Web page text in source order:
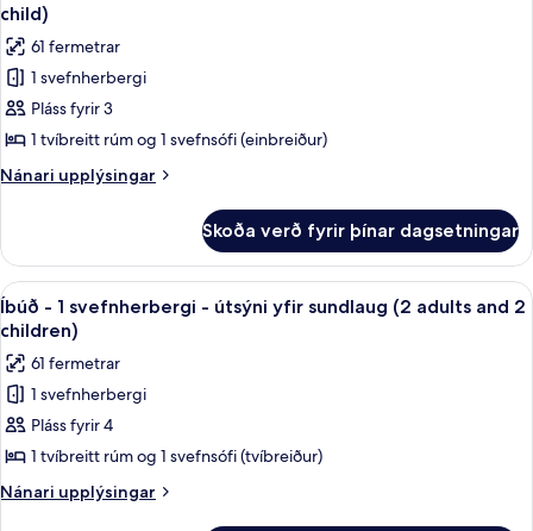
(3
adults)
-
útsýni
yfir
sundlaug
(3
adults)
myndir
fyrir
Íbúð
-
1
svefnherbergi
yfir
sundlaug
(2
adults
and
child)
child)
61 fermetrar
1 svefnherbergi
Pláss fyrir 3
1 tvíbreitt rúm og 1 svefnsófi (einbreiður)
Nánari upplýsingar
Nánari
-
svefnherbergi
-
yfir
sundlaug
(2
adults
and
child)
Skoða verð fyrir þínar dagsetningar
Skoða
allar
myndir
fyrir
Íbúð
-
1
svefnherbergi
Ofnæmisprófaður sængurfatnaður,
5
Íbúð - 1 svefnherbergi - útsýni yfir sundlaug (2 adults and 2
children)
61 fermetrar
1 svefnherbergi
Pláss fyrir 4
1 tvíbreitt rúm og 1 svefnsófi (tvíbreiður)
Nánari upplýsingar
Nánari